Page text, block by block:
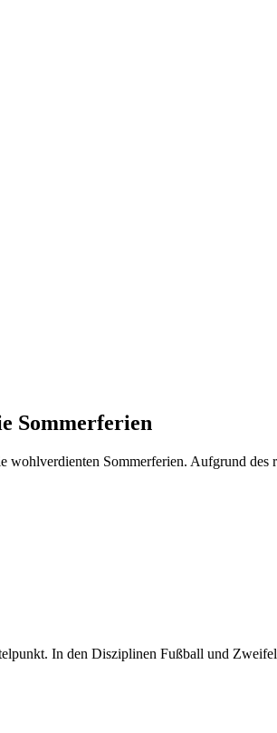
Sommerferien
wohlverdienten Sommerferien. Aufgrund
In den Disziplinen Fußball und